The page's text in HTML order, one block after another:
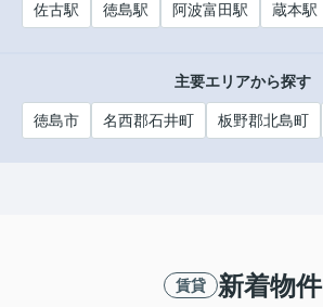
佐古駅 徳島駅 阿波富田駅 蔵本駅
主要エリアから探す
徳島市 名西郡石井町 板野郡北島町
賃貸 新着物件